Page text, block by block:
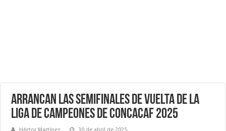
Arrancan Las Semifinales de Vuelta de la
Liga de Campeones de CONCACAF 2025
Héctor Martínez
30 de abril de 2025